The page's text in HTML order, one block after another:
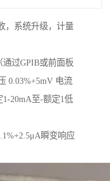
，系统升级，计量
通过GPIB或前面板
0.03%+5mV 电流
20mA至-额定1低
瞬变响应